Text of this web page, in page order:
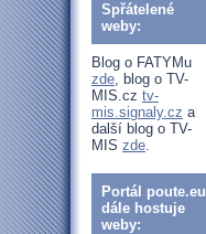
Spřátelené
weby:
Blog o FATYMu
zde, blog o TV-
MIS.cz tv-
mis.signaly.cz a
další blog o TV-
MIS zde.
Portál poute.eu
dále hostuje
weby: